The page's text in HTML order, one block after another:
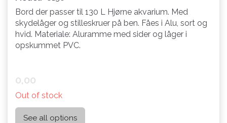
Bord der passer til 130 L Hjørne akvarium. Med
skydelåger og stilleskruer på ben. Fåes i Alu, sort og
hvid. Materiale: Aluramme med sider og låger i
opskummet PVC.
0,00
Out of stock
See all options